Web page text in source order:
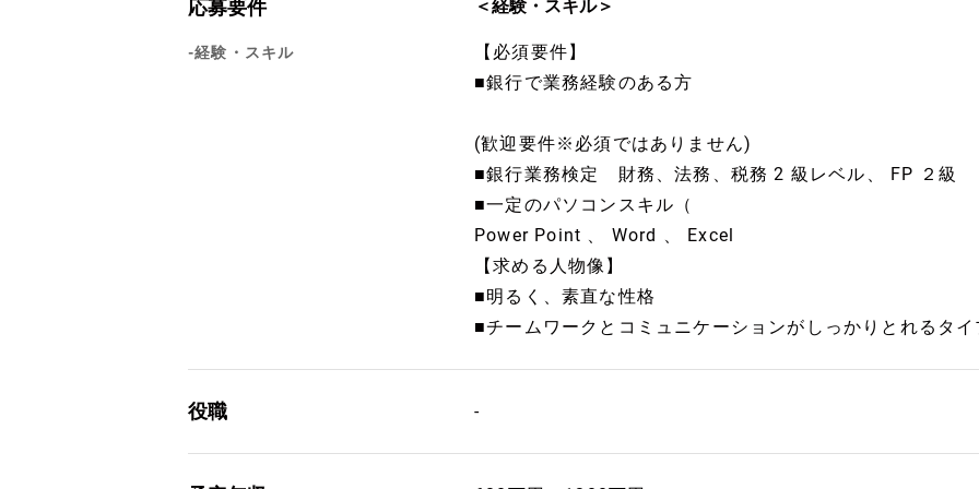
応募要件
-経験・スキル
＜経験・スキル＞
【必須要件】
■銀行で業務経験のある方
(歓迎要件※必須ではありません)
■銀行業務検定 財務、法務、税務 2 級レベル、 FP ２級
■一定のパソコンスキル（
Power Point 、 Word 、 Excel
【求める人物像】
■明るく、素直な性格
■チームワークとコミュニケーションがしっかりとれるタイ
役職 -